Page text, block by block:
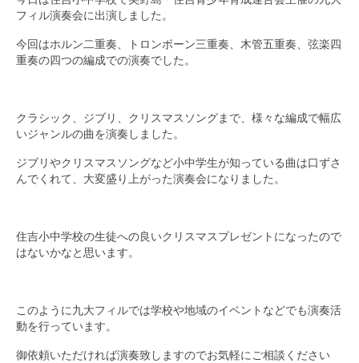
演奏会の歴史
出張演奏
団員専用ページ
フィル演奏会に出演しました。
今回はホルン二重奏、トロンボーン三重奏、木管五重奏、弦楽四
重奏の四つの編成での演奏でした。
クラシック、ジブリ、クリスマスソングまで、様々な編成で幅広
いジャンルの曲を演奏しました。
ジブリやクリスマスソングなど小中学生が知っている曲は口ずさ
んでくれて、大変盛り上がった演奏会になりました。
住吉小中学校の生徒への良いクリスマスプレゼントになったので
はないかなと思います。
このように九大フィルでは学校や地域のイベントなどでも演奏活
動を行っています。
御依頼いただければ演奏致しますのでお気軽にご相談ください